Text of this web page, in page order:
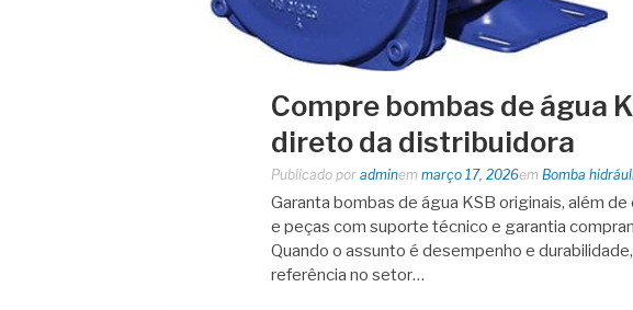
Compre bombas de água
direto da distribuidora
Publicado por adminem março 17, 2026em Bomba
Garanta bombas de água KSB originais, além
e peças com suporte técnico e garantia
Quando o assunto é desempenho e
referência no setor…